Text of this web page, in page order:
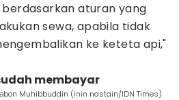
berdasarkan aturan yang
sewa, apabila tidak
ke keteta api,"
membayar
Muhibbuddin (inin nastain/IDN Times)